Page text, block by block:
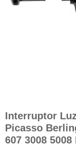
Interruptor
Picasso
607 3008